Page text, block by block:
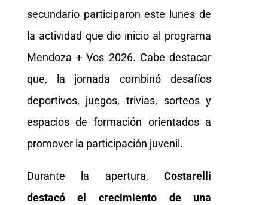
secundario participaron este lunes de
la actividad que dio inicio al programa
Mendoza + Vos 2026. Cabe destacar
que, la jornada combinó desafíos
deportivos, juegos, trivias, sorteos y
espacios de formación orientados a
promover la participación juvenil.
Durante la apertura,Costarelli
destacó el crecimiento de una